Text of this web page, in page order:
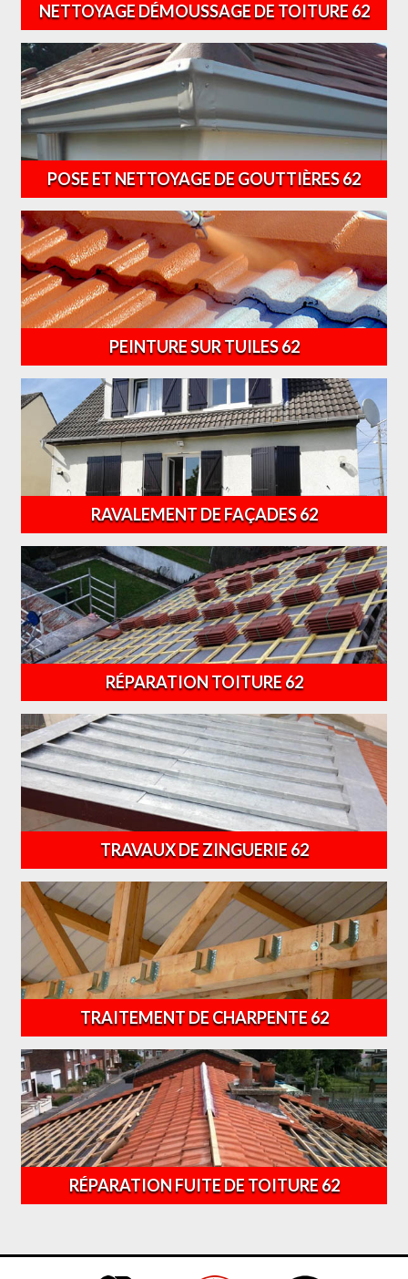
NETTOYAGE DÉMOUSSAGE DE TOITURE 62
POSE ET NETTOYAGE DE GOUTTIÈRES 62
PEINTURE SUR TUILES 62
RAVALEMENT DE FAÇADES 62
RÉPARATION TOITURE 62
TRAVAUX DE ZINGUERIE 62
TRAITEMENT DE CHARPENTE 62
RÉPARATION FUITE DE TOITURE 62